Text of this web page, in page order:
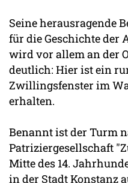
Seine herausragende
für die Geschichte der
wird vor allem an der
deutlich: Hier ist ein
Zwillingsfenster im
erhalten.
Benannt ist der Turm
Patriziergesellschaft
Mitte des 14.
in der Stadt Konstanz